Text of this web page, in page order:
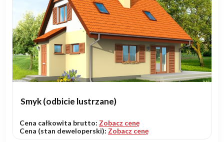
Smyk (odbicie lustrzane)
Cena całkowita brutto: Zobacz cenę
Cena (stan deweloperski): Zobacz cenę